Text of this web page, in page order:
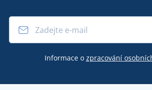
Informace o zpracování